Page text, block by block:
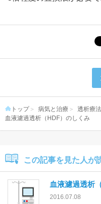
トップ 病気と治療
透析療
血液濾過透析（HDF）のしくみ
この記事を見た人が
血液濾過透析
2016.07.08